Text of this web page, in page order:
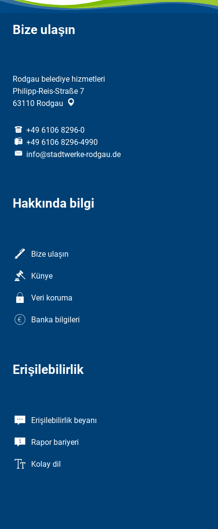
Bize ulaşın
Rodgau belediye hizmetleri
Philipp-Reis-Straße 7
63110 Rodgau
+49 6106 8296-0
+49 6106 8296-4990
info@stadtwerke-rodgau.de
Hakkında bilgi
Bize ulaşın
Künye
Veri koruma
Banka bilgileri
Erişilebilirlik
Erişilebilirlik beyanı
Rapor bariyeri
Kolay dil